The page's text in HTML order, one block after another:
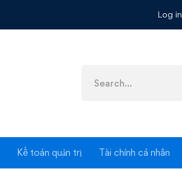
Log in
for:
Kế toán quản trị Tài chính cá nhân